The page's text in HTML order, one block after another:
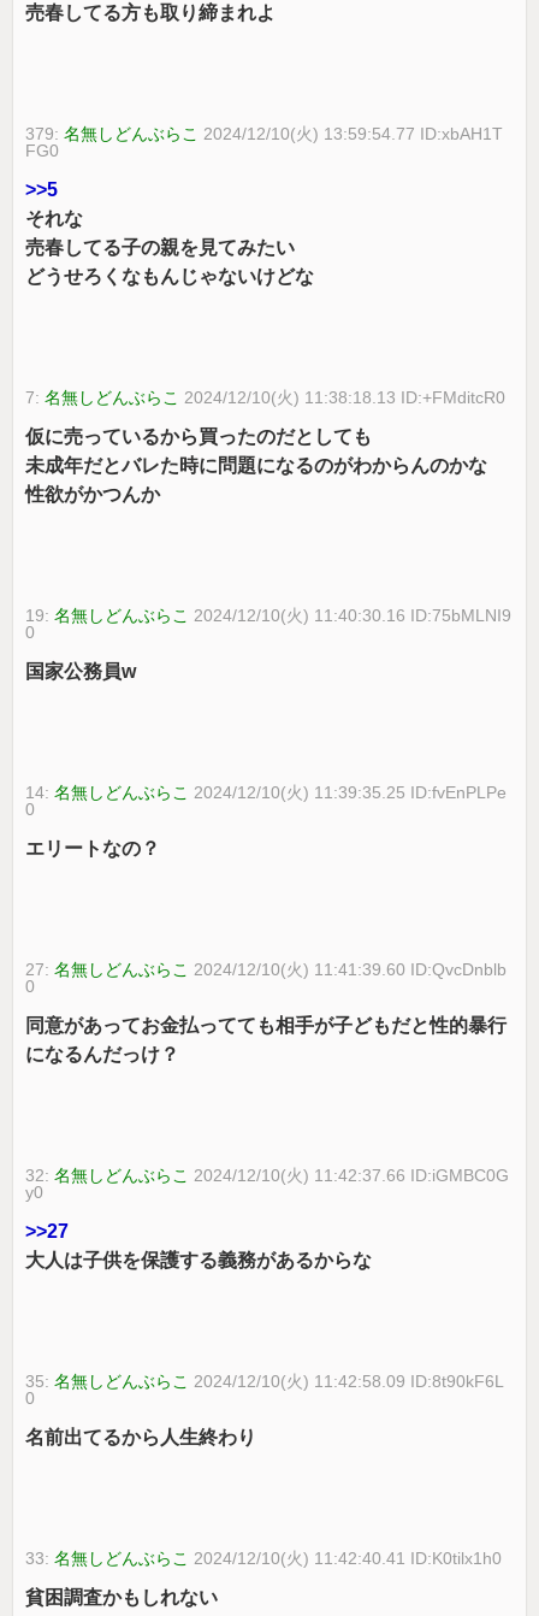
売春してる方も取り締まれよ
379:名無しどんぶらこ 2024/12/10(火) 13:59:54.77 ID:xbAH1T
FG0
>>5
それな
売春してる子の親を見てみたい
どうせろくなもんじゃないけどな
7:名無しどんぶらこ 2024/12/10(火) 11:38:18.13 ID:+FMditcR0
仮に売っているから買ったのだとしても
未成年だとバレた時に問題になるのがわからんのかな
性欲がかつんか
19:名無しどんぶらこ 2024/12/10(火) 11:40:30.16 ID:75bMLNI9
0
国家公務員w
14:名無しどんぶらこ 2024/12/10(火) 11:39:35.25 ID:fvEnPLPe
0
エリートなの？
27:名無しどんぶらこ 2024/12/10(火) 11:41:39.60 ID:QvcDnblb
0
同意があってお金払ってても相手が子どもだと性的暴行
になるんだっけ？
32:名無しどんぶらこ 2024/12/10(火) 11:42:37.66 ID:iGMBC0G
y0
>>27
大人は子供を保護する義務があるからな
35:名無しどんぶらこ 2024/12/10(火) 11:42:58.09 ID:8t90kF6L
0
名前出てるから人生終わり
33:名無しどんぶらこ 2024/12/10(火) 11:42:40.41 ID:K0tilx1h0
貧困調査かもしれない